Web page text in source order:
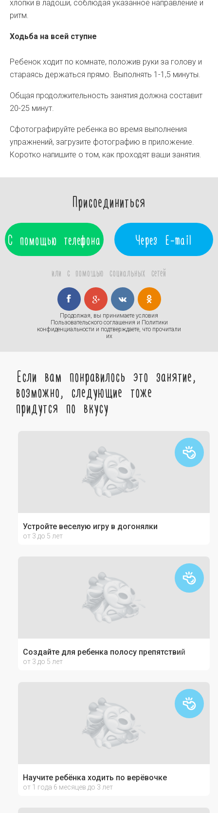
хлопки в ладоши, соблюдая указанное направление и
ритм.
Ходьба на всей ступне
Ребенок ходит по комнате, положив руки за голову и
стараясь держаться прямо. Выполнять 1-1,5 минуты.
Общая продолжительность занятия должна составит
20-25 минут.
Сфотографируйте ребенка во время выполнения
упражнений, загрузите фотографию в приложение.
Коротко напишите о том, как проходят ваши занятия.
Присоединиться
С помощью телефона Через E-mail
или с помощью социальных сетей
Продолжая, вы принимаете условия
Пользовательского соглашения и Политики
конфиденциальности и подтверждаете, что прочитали
их
Если вам понравилось это занятие,
возможно, следующие тоже
придутся по вкусу
Устройте веселую игру в догонялки
от 3 до 5 лет
Создайте для ребенка полосу препятствий
от 3 до 5 лет
Научите ребёнка ходить по верёвочке
от 1 года 6 месяцев до 3 лет